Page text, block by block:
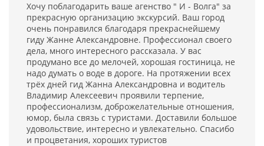
Хочу поблагодарить ваше агенство " И - Волга" за
прекрасную организацию экскурсий. Ваш город
очень понравился благодаря прекраснейшему
гиду Жанне Александровне. Профессионал своего
дела, много интересного рассказала. У вас
продумано все до мелочей, хорошая гостиница, не
надо думать о воде в дороге. На протяжении всех
трёх дней гид Жанна Александровна и водитель
Владимир Алексеевич проявили терпение,
профессионализм, доброжелательные отношения,
юмор, была связь с туристами. Доставили большое
удовольствие, интересно и увлекательно. Спасибо
и процветания, хороших туристов